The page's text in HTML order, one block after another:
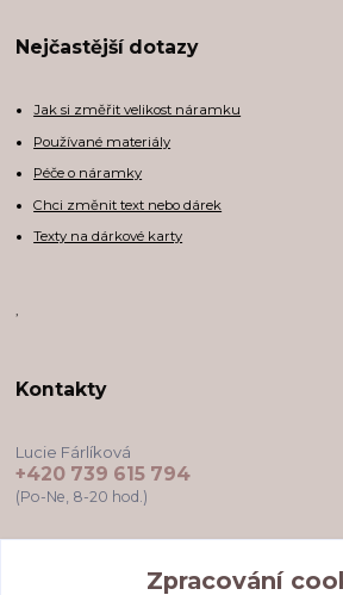
Nejčastější dotazy
Jak si změřit velikost náramku
Používané materiály
Péče o náramky
Chci změnit text nebo dárek
Texty na dárkové karty
Kontakty
Lucie Fárlíková
+420 739 615 794
(Po-Ne, 8-20 hod.)
Zpracování